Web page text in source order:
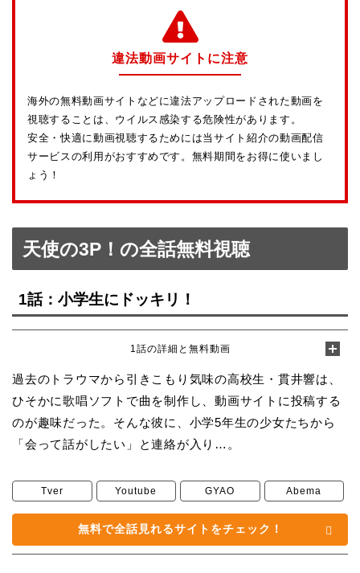
違法動画サイトに注意
海外の無料動画サイトなどに違法アップロードされた動画を
視聴することは、ウイルス感染する危険性があります。
安全・快適に動画視聴するためには当サイト紹介の動画配信
サービスの利用がおすすめです。無料期間をお得に使いまし
ょう！
天使の3P！の全話無料視聴
1話：小学生にドッキリ！
1話の詳細と無料動画
過去のトラウマから引きこもり気味の高校生・貫井響は、
ひそかに歌唱ソフトで曲を制作し、動画サイトに投稿する
のが趣味だった。そんな彼に、小学5年生の少女たちから
「会って話がしたい」と連絡が入り…。
Tver Youtube GYAO Abema
無料で全話見れるサイトをチェック！